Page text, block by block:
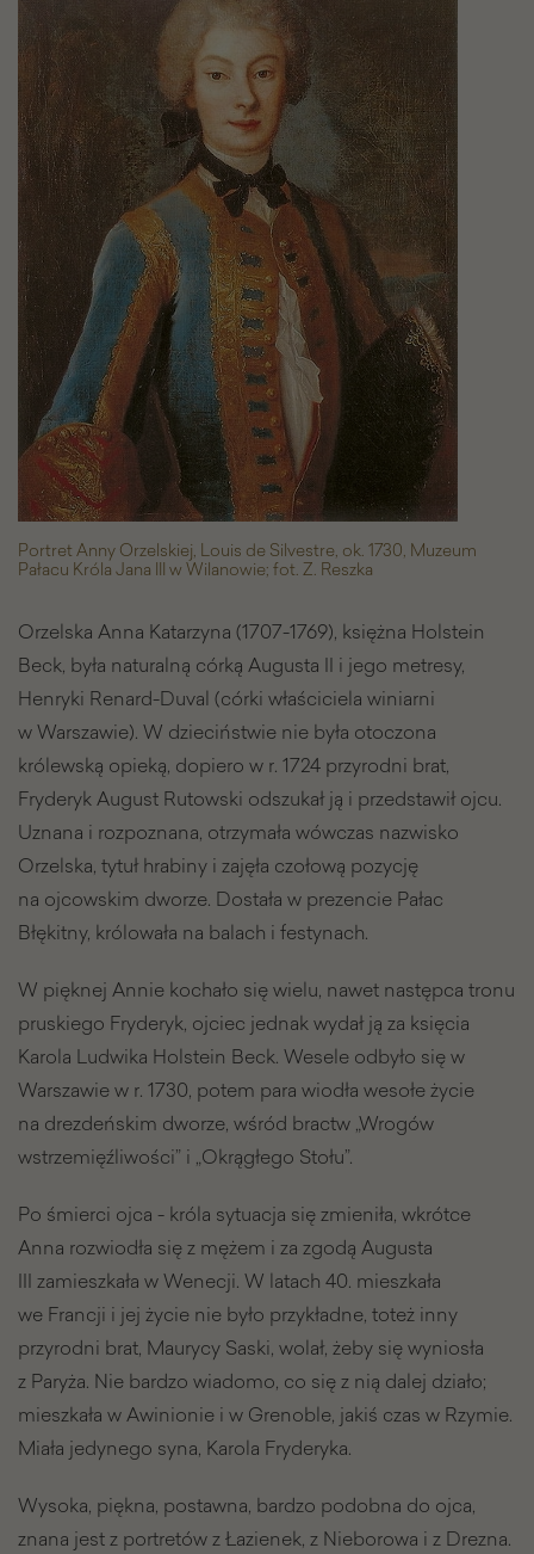
Katarzyna
Galeria
zdjęć
Portret Anny Orzelskiej, Louis de Silvestre, ok. 1730, Muzeum
Pałacu Króla Jana III w Wilanowie; fot. Z. Reszka
Orzelska Anna Katarzyna (1707-1769), księżna Holstein
Beck, była naturalną córką Augusta II i jego metresy,
Henryki Renard-Duval (córki właściciela winiarni
w Warszawie). W dzieciństwie nie była otoczona
królewską opieką, dopiero w r. 1724 przyrodni brat,
Fryderyk August Rutowski odszukał ją i przedstawił ojcu.
Uznana i rozpoznana, otrzymała wówczas nazwisko
Orzelska, tytuł hrabiny i zajęła czołową pozycję
na ojcowskim dworze. Dostała w prezencie Pałac
Błękitny, królowała na balach i festynach.
W pięknej Annie kochało się wielu, nawet następca tronu
pruskiego Fryderyk, ojciec jednak wydał ją za księcia
Karola Ludwika Holstein Beck. Wesele odbyło się w
Warszawie w r. 1730, potem para wiodła wesołe życie
na drezdeńskim dworze, wśród bractw „Wrogów
wstrzemięźliwości” i „Okrągłego Stołu”.
Po śmierci ojca - króla sytuacja się zmieniła, wkrótce
Anna rozwiodła się z mężem i za zgodą Augusta
III zamieszkała w Wenecji. W latach 40. mieszkała
we Francji i jej życie nie było przykładne, toteż inny
przyrodni brat, Maurycy Saski, wolał, żeby się wyniosła
z Paryża. Nie bardzo wiadomo, co się z nią dalej działo;
mieszkała w Awinionie i w Grenoble, jakiś czas w Rzymie.
Miała jedynego syna, Karola Fryderyka.
Wysoka, piękna, postawna, bardzo podobna do ojca,
znana jest z portretów z Łazienek, z Nieborowa i z Drezna.